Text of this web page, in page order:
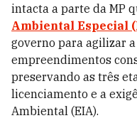
intacta a parte da MP
Ambiental Especial
governo para agilizar
empreendimentos
preservando as três
licenciamento e a
Ambiental (EIA).